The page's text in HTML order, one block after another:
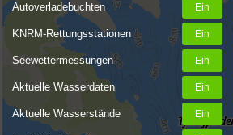
Autoverladebuchten
KNRM-Rettungsstationen
Seewettermessungen
Aktuelle Wasserdaten
Aktuelle Wasserstände